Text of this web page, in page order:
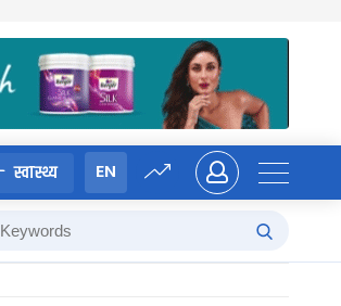
स्वास्थ्य EN